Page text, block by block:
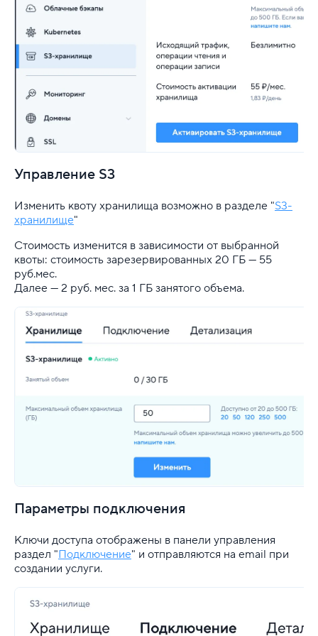
Управление S3
Изменить квоту хранилища возможно в разделе "S3-
хранилище"
Стоимость изменится в зависимости от выбранной
квоты: стоимость зарезервированных 20 ГБ — 55
руб.мес.
Далее — 2 руб. мес. за 1 ГБ занятого объема.
Параметры подключения
Ключи доступа отображены в панели управления
раздел "Подключение" и отправляются на email при
создании услуги.